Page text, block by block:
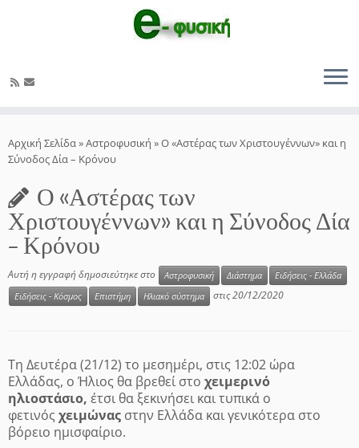
στο
περιεχόμενο
Αρχική Σελίδα»Αστροφυσική »Ο «Αστέρας των Χριστουγέννων» και η
Σύνοδος Δία – Κρόνου
Ο «Αστέρας των
Χριστουγέννων» και η Σύνοδος Δία
– Κρόνου
Αυτή η εγγραφή δημοσιεύτηκε στο Αστροφυσική Διάστημα
Ειδήσεις - Ελλάδα
Ειδήσεις - Κόσμος
Επιστήμη Ηλιακό σύστημα στις20/12/2020
Τη Δευτέρα (21/12) το μεσημέρι, στις 12:02 ώρα
Ελλάδας, ο Ήλιος θα βρεθεί στο χειμερινό
ηλιοστάσιο, έτσι θα ξεκινήσει και τυπικά ο
φετινός χειμώνας στην Ελλάδα και γενικότερα στο
βόρειο ημισφαίριο.